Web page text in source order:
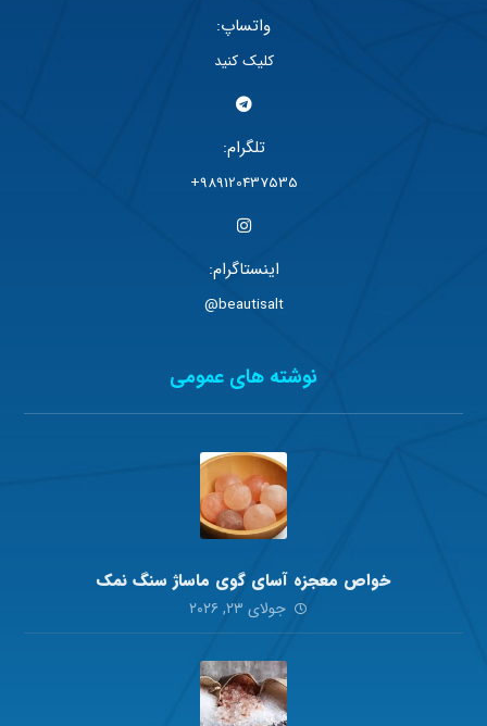
واتساپ:
کلیک کنید
تلگرام:
989120437535+
اینستاگرام:
beautisalt@
نوشته های عمومی
خواص معجزه آسای گوی ماساژ سنگ نمک
جولای ۲۳, ۲۰۲۶